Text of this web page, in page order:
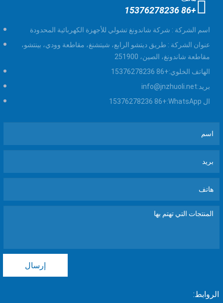
+86 15376278236
اسم الشركة : شركة شاندونغ تشولي للأجهزة الكهربائية المحدودة
عنوان الشركة : طريق ديتشو الرابع، شيتشنغ، مقاطعة وودي، بينتشو،
مقاطعة شاندونغ، الصين، 251900
الهاتف الخلوي:+86 15376278236
بريد:info@jnzhuoli.net
ال WhatsApp:
+86 15376278236
إرسال
الروابط: